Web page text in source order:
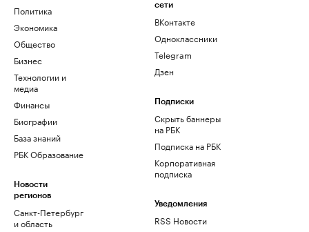
Политика
Экономика
Общество
Бизнес
Технологии и
медиа
Финансы
Биографии
База знаний
РБК Образование
Новости
регионов
Санкт-Петербург
и область
сети
ВКонтакте
Одноклассники
Telegram
Дзен
Подписки
Скрыть баннеры
на РБК
Подписка на РБК
Корпоративная
подписка
Уведомления
RSS Новости